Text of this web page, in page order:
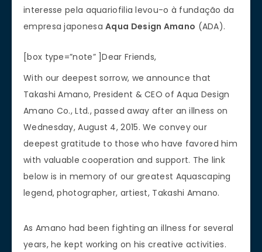
interesse pela aquariofilia levou-o à fundação da
empresa japonesaAqua Design Amano (ADA).
[box type=”note” ]Dear Friends,
With our deepest sorrow, we announce that
Takashi Amano, President & CEO of Aqua Design
Amano Co., Ltd., passed away after an illness on
Wednesday, August 4, 2015. We convey our
deepest gratitude to those who have favored him
with valuable cooperation and support. The link
below is in memory of our greatest Aquascaping
legend, photographer, artiest, Takashi Amano.
As Amano had been fighting an illness for several
years, he kept working on his creative activities.